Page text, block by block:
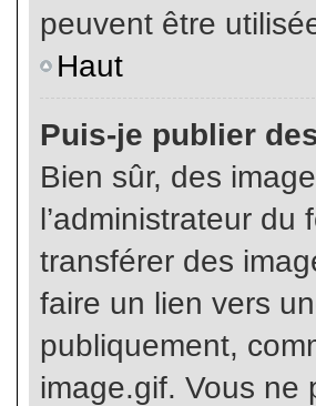
peuvent être
Haut
Puis-je publier
Bien sûr, des
l’administrateur
transférer des
faire un lien vers
publiquement,
image.gif. Vous ne